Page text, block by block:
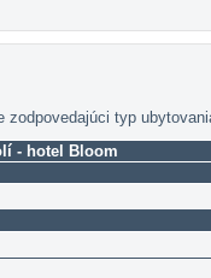
zodpovedajúci typ
- hotel Bloom